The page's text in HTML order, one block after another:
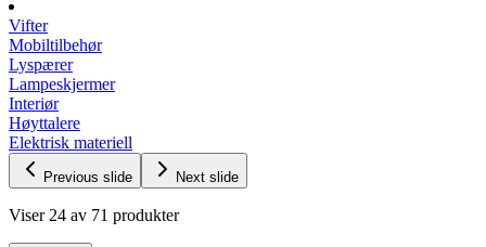
Vifter
Mobiltilbehør
Lyspærer
Lampeskjermer
Interiør
Høyttalere
Elektrisk materiell
Previous slide Next slide
Viser 24 av 71 produkter